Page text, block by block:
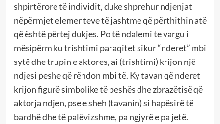
shpirtërore të individit, duke shprehur ndjenjat
nëpërmjet elementeve të jashtme që përthithin atë
që është përtej dukjes. Po të ndalemi te vargu i
mësipërm ku trishtimi paraqitet sikur “nderet” mbi
sytë dhe trupin e aktores, ai (trishtimi) krijon një
ndjesi peshe që rëndon mbi të. Ky tavan që nderet
krijon figurë simbolike të peshës dhe zbrazëtisë që
aktorja ndjen, pse e sheh (tavanin) si hapësirë të
bardhë dhe të palëvizshme, pa ngjyrë e pa jetë.